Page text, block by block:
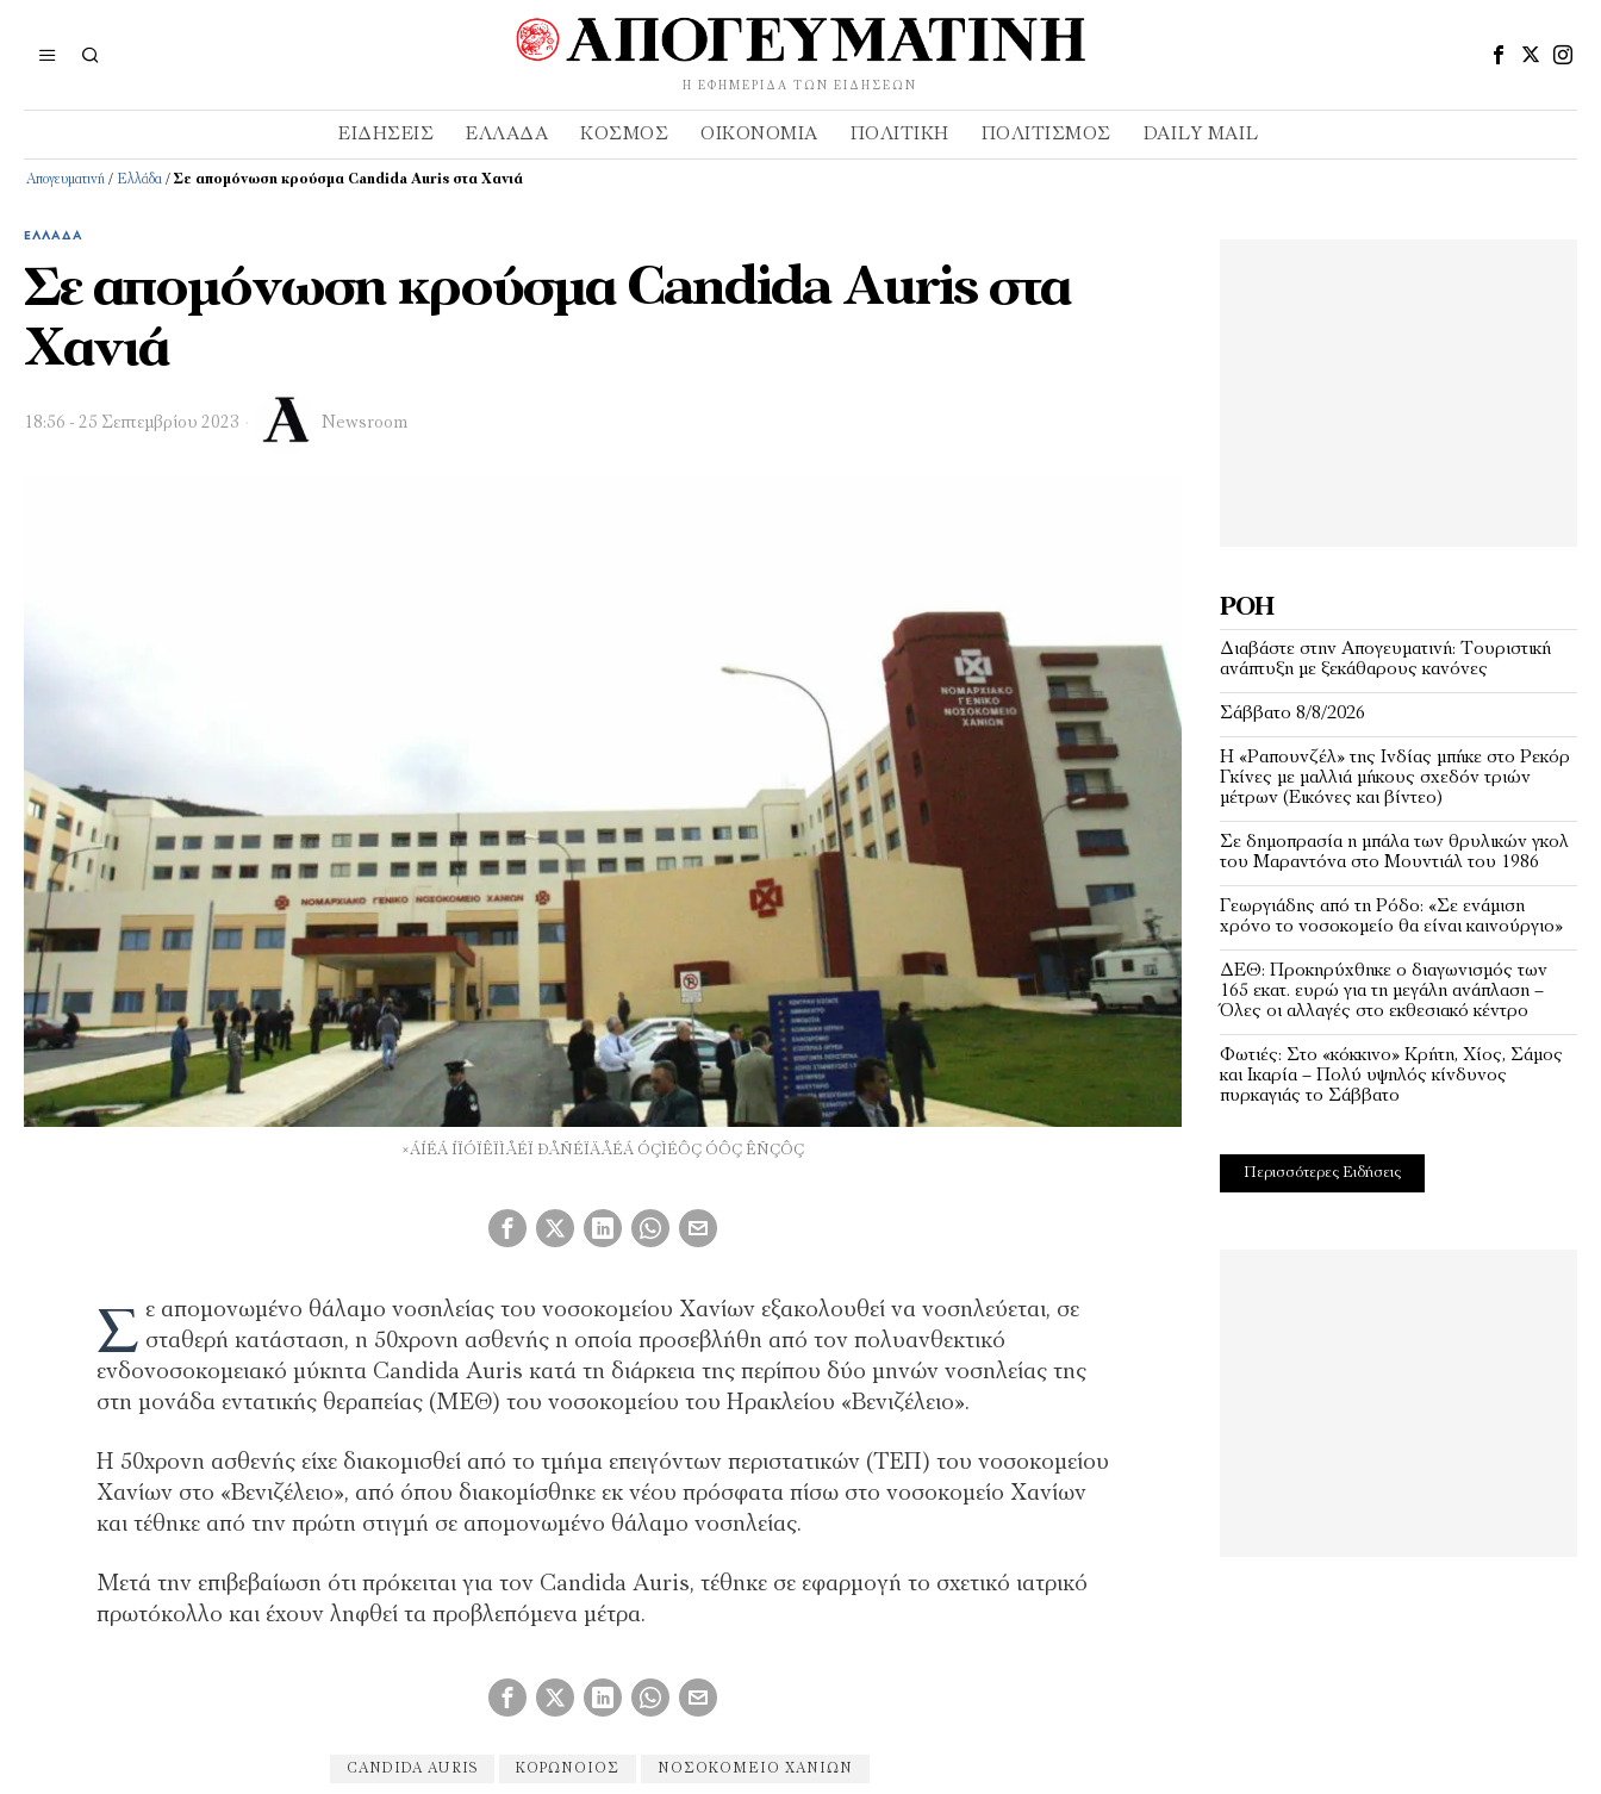
Η ΕΦΗΜΕΡΊΔΑ ΤΩΝ ΕΙΔΉΣΕΩΝ
ΕΙΔΉΣΕΙΣ ΕΛΛΆΔΑ ΚΌΣΜΟΣ ΟΙΚΟΝΟΜΊΑ ΠΟΛΙΤΙΚΉ ΠΟΛΙΤΙΣΜΌΣ DAILY MAIL
Απογευματινή / Ελλάδα / Σε απομόνωση κρούσμα Candida Auris στα Χανιά
ΕΛΛΆΔΑ
Σε απομόνωση κρούσμα Candida Auris στα
Χανιά
18:56 - 25 Σεπτεμβρίου 2023 Newsroom
×ÁÍÉÁ ÍÏÓÏÊÏÌÅÉÏ ÐÅÑÉÏÄÅÉÁ ÓÇÌÉÔÇ ÓÔÇ ÊÑÇÔÇ
Σ ε απομονωμένο θάλαμο νοσηλείας του νοσοκομείου Χανίων εξακολουθεί να νοσηλεύεται, σε
σταθερή κατάσταση, η 50χρονη ασθενής η οποία προσεβλήθη από τον πολυανθεκτικό
ενδονοσοκομειακό μύκητα Candida Auris κατά τη διάρκεια της περίπου δύο μηνών νοσηλείας της
στη μονάδα εντατικής θεραπείας (ΜΕΘ) του νοσοκομείου του Ηρακλείου «Βενιζέλειο».
Η 50χρονη ασθενής είχε διακομισθεί από το τμήμα επειγόντων περιστατικών (ΤΕΠ) του νοσοκομείου
Χανίων στο «Βενιζέλειο», από όπου διακομίσθηκε εκ νέου πρόσφατα πίσω στο νοσοκομείο Χανίων
και τέθηκε από την πρώτη στιγμή σε απομονωμένο θάλαμο νοσηλείας.
Μετά την επιβεβαίωση ότι πρόκειται για τον Candida Auris, τέθηκε σε εφαρμογή το σχετικό ιατρικό
πρωτόκολλο και έχουν ληφθεί τα προβλεπόμενα μέτρα.
CANDIDA AURIS ΚΟΡΩΝΟΙΌΣ ΝΟΣΟΚΟΜΕΊΟ ΧΑΝΊΩΝ
ΡΟΉ
Διαβάστε στην Απογευματινή: Τουριστική
ανάπτυξη με ξεκάθαρους κανόνες
Σάββατο 8/8/2026
Η «Ραπουνζέλ» της Ινδίας μπήκε στο Ρεκόρ
Γκίνες με μαλλιά μήκους σχεδόν τριών
μέτρων (Εικόνες και βίντεο)
Σε δημοπρασία η μπάλα των θρυλικών γκολ
του Μαραντόνα στο Μουντιάλ του 1986
Γεωργιάδης από τη Ρόδο: «Σε ενάμιση
χρόνο το νοσοκομείο θα είναι καινούργιο»
ΔΕΘ: Προκηρύχθηκε ο διαγωνισμός των
165 εκατ. ευρώ για τη μεγάλη ανάπλαση –
Όλες οι αλλαγές στο εκθεσιακό κέντρο
Φωτιές: Στο «κόκκινο» Κρήτη, Χίος, Σάμος
και Ικαρία – Πολύ υψηλός κίνδυνος
πυρκαγιάς το Σάββατο
Περισσότερες Ειδήσεις